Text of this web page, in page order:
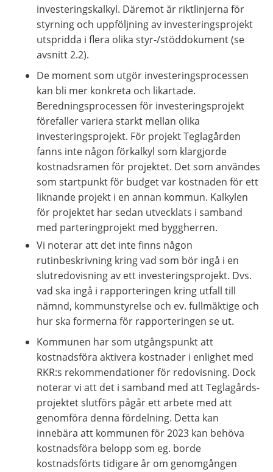
investeringskalkyl. Däremot är riktlinjerna för
styrning och uppföljning av investeringsprojekt
utspridda i flera olika styr-/stöddokument (se
avsnitt 2.2).
De moment som utgör investeringsprocessen
kan bli mer konkreta och likartade.
Beredningsprocessen för investeringsprojekt
förefaller variera starkt mellan olika
investeringsprojekt. För projekt Teglagården
fanns inte någon förkalkyl som klargjorde
kostnadsramen för projektet. Det som användes
som startpunkt för budget var kostnaden för ett
liknande projekt i en annan kommun. Kalkylen
för projektet har sedan utvecklats i samband
med parteringprojekt med byggherren.
Vi noterar att det inte finns någon
rutinbeskrivning kring vad som bör ingå i en
slutredovisning av ett investeringsprojekt. Dvs.
vad ska ingå i rapporteringen kring utfall till
nämnd, kommunstyrelse och ev. fullmäktige och
hur ska formerna för rapporteringen se ut.
Kommunen har som utgångspunkt att
kostnadsföra aktivera kostnader i enlighet med
RKR:s rekommendationer för redovisning. Dock
noterar vi att det i samband med att Teglagårds-
projektet slutförs pågår ett arbete med att
genomföra denna fördelning. Detta kan
innebära att kommunen för 2023 kan behöva
kostnadsföra belopp som eg. borde
kostnadsförts tidigare år om genomgången